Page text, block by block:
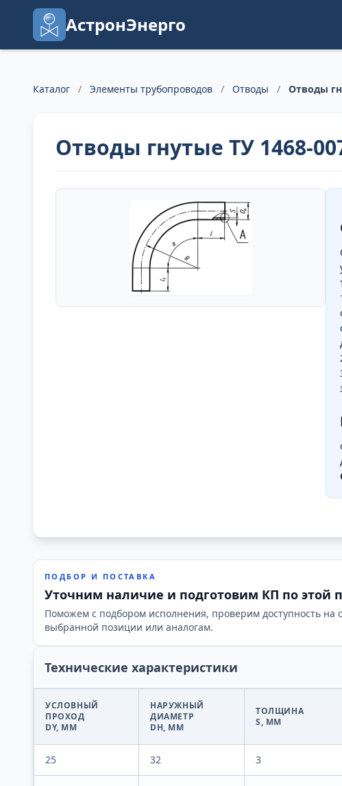
АстронЭнерго
Каталог / Элементы трубопроводов / Отводы / Отводы
Отводы гнутые ТУ 1468-
ПОДБОР И ПОСТАВКА
Уточним наличие и подготовим КП по этой
Поможем с подбором исполнения, проверим доступность
выбранной позиции или аналогам.
Технические характеристики
УСЛОВНЫЙ
ПРОХОД
DY, ММ
НАРУЖНЫЙ
ДИАМЕТР
DН, ММ
ТОЛЩИНА
S, ММ
25 32 3